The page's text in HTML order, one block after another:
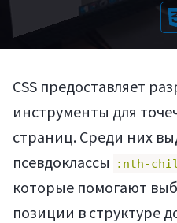
CSS предоставляет
инструменты для
страниц. Среди них
псевдоклассы
:nth-
которые помогают
позиции в структуре